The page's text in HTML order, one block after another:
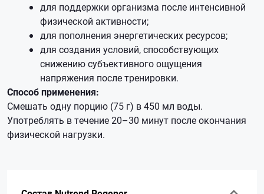
для поддержки организма после интенсивной
физической активности;
для пополнения энергетических ресурсов;
для создания условий, способствующих
снижению субъективного ощущения
напряжения после тренировки.
Способ применения:
Смешать одну порцию (75 г) в 450 мл воды.
Употреблять в течение 20–30 минут после окончания
физической нагрузки.